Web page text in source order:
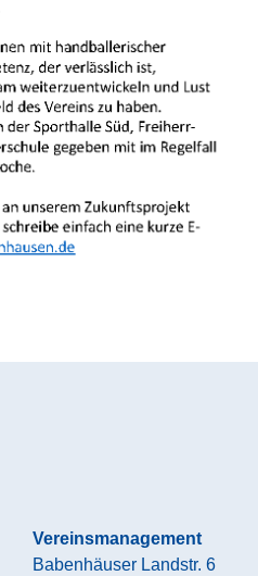
Vereinsmanagement
Babenhäuser Landstr. 6